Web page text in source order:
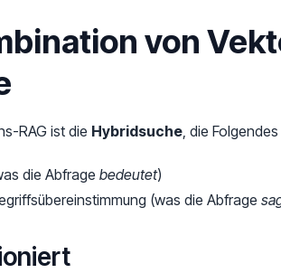
von
RAG ist die Hybridsuche, die
die Abfrage bedeutet)
(was die Abfrage